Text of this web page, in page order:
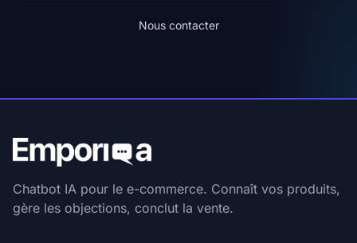
Nous contacter
Chatbot IA pour le e-commerce. Connaît vos produits,
gère les objections, conclut la vente.